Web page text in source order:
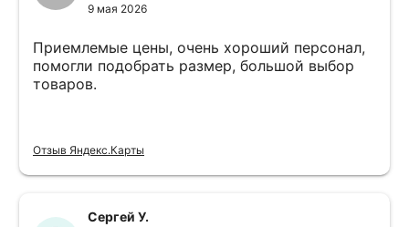
9 мая 2026
Приемлемые цены, очень хороший персонал,
помогли подобрать размер, большой выбор
товаров.
Отзыв Яндекс.Карты
Сергей У.